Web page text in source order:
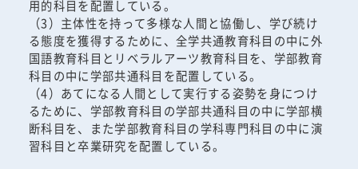
用的科目を配置している。
（3）主体性を持って多様な人間と協働し、学び続け
る態度を獲得するために、全学共通教育科目の中に外
国語教育科目とリベラルアーツ教育科目を、学部教育
科目の中に学部共通科目を配置している。
（4）あてになる人間として実行する姿勢を身につけ
るために、学部教育科目の学部共通科目の中に学部横
断科目を、また学部教育科目の学科専門科目の中に演
習科目と卒業研究を配置している。